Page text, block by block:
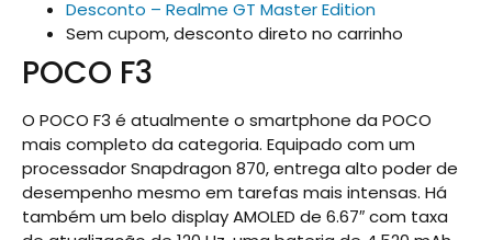
Desconto – Realme GT Master Edition
Sem cupom, desconto direto no carrinho
POCO F3
O POCO F3 é atualmente o smartphone da POCO
mais completo da categoria. Equipado com um
processador Snapdragon 870, entrega alto poder de
desempenho mesmo em tarefas mais intensas. Há
também um belo display AMOLED de 6.67″ com taxa